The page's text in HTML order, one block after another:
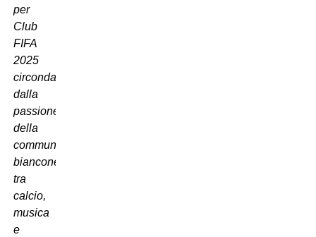
per
Club
FIFA
2025
circondati
dalla
passione
della
community
bianconera,
tra
calcio,
musica
e